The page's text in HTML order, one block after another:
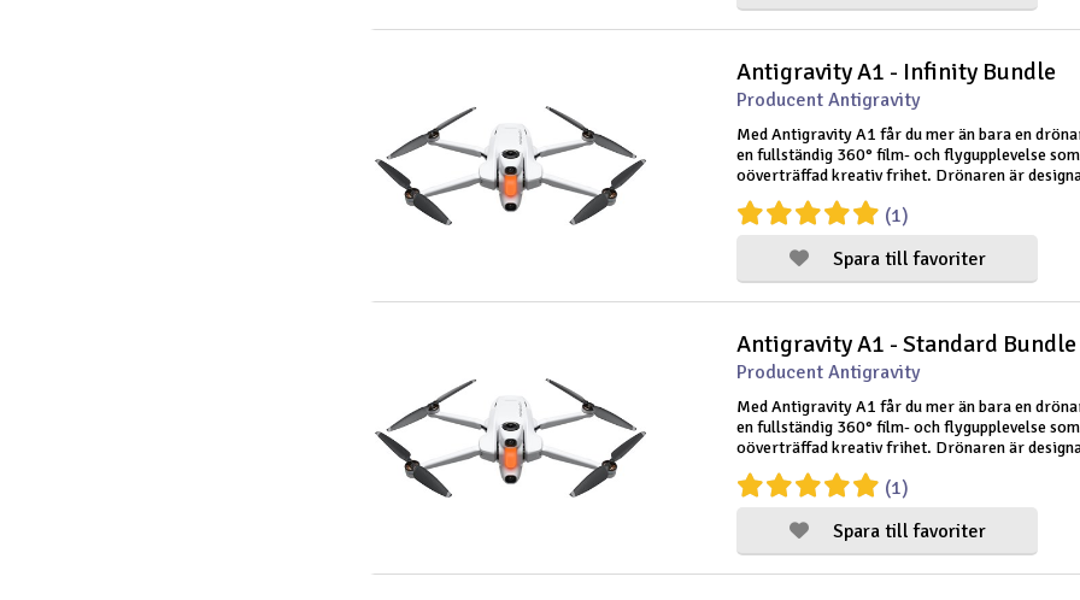
Verktyg, utrustning och tillbehör
Antigravity A1 - Infinity Bundle
Producent Antigravity
Med Antigravity A1 får du mer än bara en
en fullständig 360° film- och flygupplevelse
oöverträffad kreativ frihet. Drönaren är
resenärer, innehållsskapare, familjer och de
enkel och intuitiv drön
Spara till favoriter
(1)
Antigravity A1 - Standard Bundle
Producent Antigravity
Med Antigravity A1 får du mer än bara en
en fullständig 360° film- och flygupplevelse
oöverträffad kreativ frihet. Drönaren är
resenärer, innehållsskapare, familjer och de
enkel och intuitiv drön
Spara till favoriter
(1)